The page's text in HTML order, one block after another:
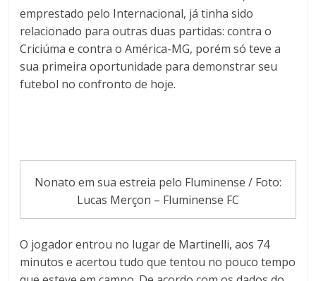
emprestado pelo Internacional, já tinha sido
relacionado para outras duas partidas: contra o
Criciúma e contra o América-MG, porém só teve a
sua primeira oportunidade para demonstrar seu
futebol no confronto de hoje.
Nonato em sua estreia pelo Fluminense / Foto:
Lucas Merçon – Fluminense FC
O jogador entrou no lugar de Martinelli, aos 74
minutos e acertou tudo que tentou no pouco tempo